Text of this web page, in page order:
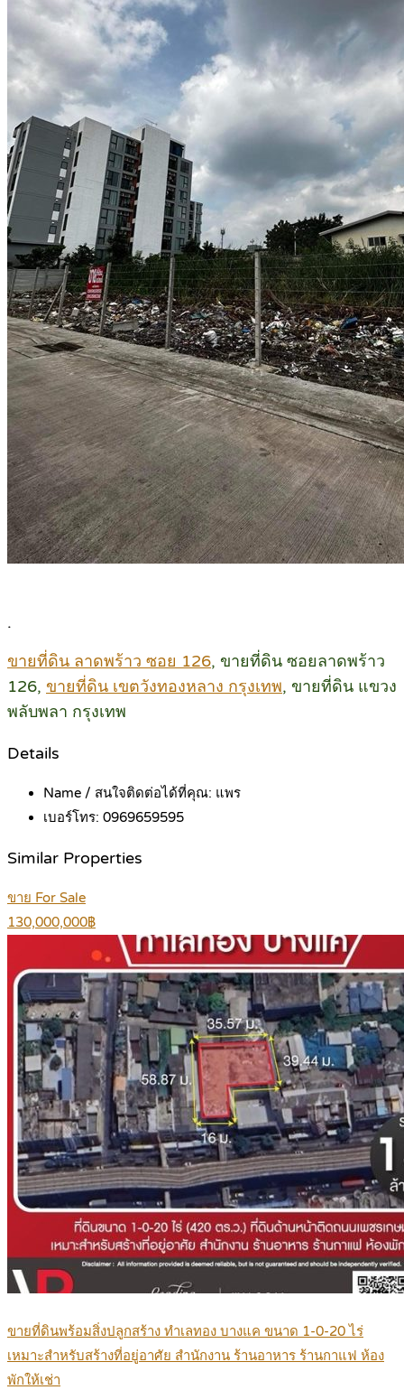
.
ขายที่ดิน ลาดพร้าว ซอย 126, ขายที่ดิน ซอยลาดพร้าว
126, ขายที่ดิน เขตวังทองหลาง กรุงเทพ, ขายที่ดิน แขวง
พลับพลา กรุงเทพ
Details
Name / สนใจติดต่อได้ที่คุณ: แพร
เบอร์โทร: 0969659595
Similar Properties
ขาย For Sale
130,000,000฿
ขายที่ดินพร้อมสิ่งปลูกสร้าง ทำเลทอง บางแค ขนาด 1-0-20 ไร่
เหมาะสำหรับสร้างที่อยู่อาศัย สำนักงาน ร้านอาหาร ร้านกาแฟ ห้อง
พักให้เช่า